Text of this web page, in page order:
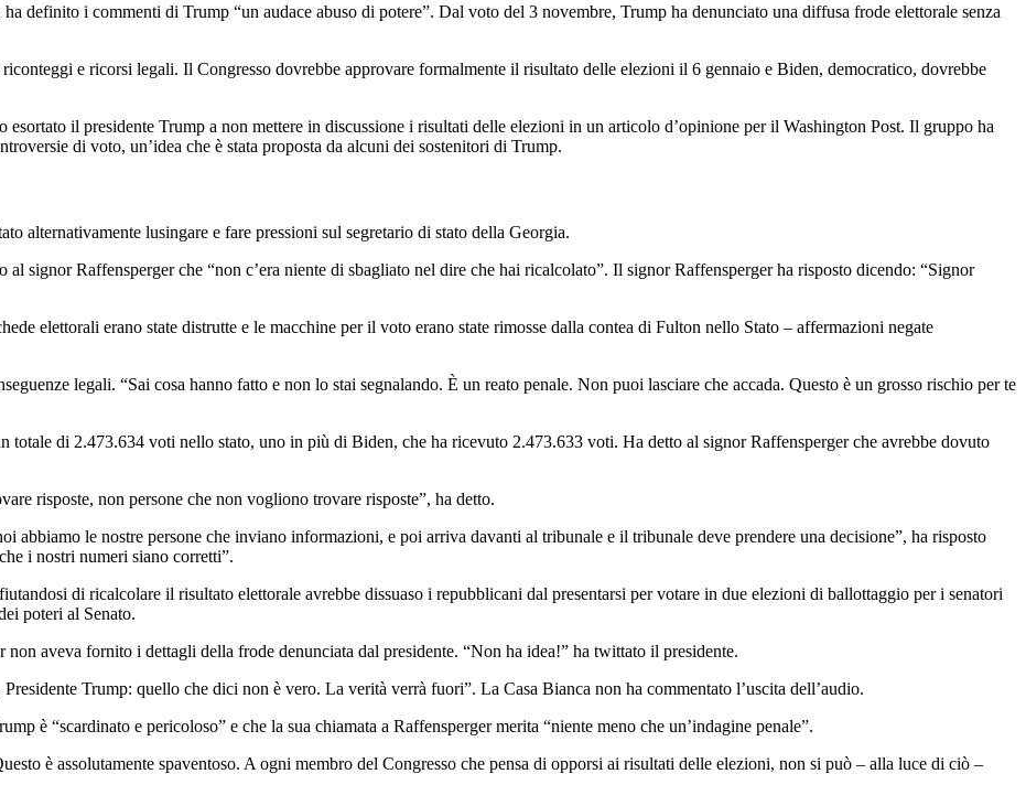
definito i commenti di Trump “un audace abuso di potere”. Dal voto del 3 novembre, Trump ha denunciato una diffusa frode elettorale senza
e ricorsi legali. Il Congresso dovrebbe approvare formalmente il risultato delle elezioni il 6 gennaio e Biden, democratico, dovrebbe
il presidente Trump a non mettere in discussione i risultati delle elezioni in un articolo d’opinione per il Washington Post. Il gruppo ha
di voto, un’idea che è stata proposta da alcuni dei sostenitori di Trump.
alternativamente lusingare e fare pressioni sul segretario di stato della Georgia.
signor Raffensperger che “non c’era niente di sbagliato nel dire che hai ricalcolato”. Il signor Raffensperger ha risposto dicendo: “Signor
elettorali erano state distrutte e le macchine per il voto erano state rimosse dalla contea di Fulton nello Stato – affermazioni negate
legali. “Sai cosa hanno fatto e non lo stai segnalando. È un reato penale. Non puoi lasciare che accada. Questo è un grosso rischio per te
di 2.473.634 voti nello stato, uno in più di Biden, che ha ricevuto 2.473.633 voti. Ha detto al signor Raffensperger che avrebbe dovuto
risposte, non persone che non vogliono trovare risposte”, ha detto.
abbiamo le nostre persone che inviano informazioni, e poi arriva davanti al tribunale e il tribunale deve prendere una decisione”, ha risposto
i nostri numeri siano corretti”.
di ricalcolare il risultato elettorale avrebbe dissuaso i repubblicani dal presentarsi per votare in due elezioni di ballottaggio per i senatori
poteri al Senato.
aveva fornito i dettagli della frode denunciata dal presidente. “Non ha idea!” ha twittato il presidente.
Trump: quello che dici non è vero. La verità verrà fuori”. La Casa Bianca non ha commentato l’uscita dell’audio.
è “scardinato e pericoloso” e che la sua chiamata a Raffensperger merita “niente meno che un’indagine penale”.
è assolutamente spaventoso. A ogni membro del Congresso che pensa di opporsi ai risultati delle elezioni, non si può – alla luce di ciò –